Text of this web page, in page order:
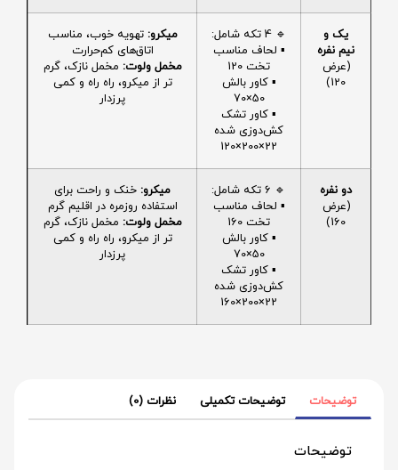
یک و
نیم نفره
(عرض
120)
🔹 4 تکه شامل:
▪️ لحاف مناسب
تخت 120
▪️ کاور بالش
50×70
▪️ کاور تشک
کش‌دوزی شده
22×200×120
میکرو: تهویه خوب، مناسب
اتاق‌های کم‌حرارت
مخمل ولوت: مخمل نازک، گرم
تر از میکرو، راه راه و کمی
پرزدار
دو نفره
(عرض
160)
🔹 6 تکه شامل:
▪️ لحاف مناسب
تخت 160
▪️ کاور بالش
50×70
▪️ کاور تشک
کش‌دوزی شده
22×200×160
میکرو: خنک و راحت برای
استفاده روزمره در اقلیم گرم
مخمل ولوت: مخمل نازک، گرم
تر از میکرو، راه راه و کمی
پرزدار
توضیحات توضیحات تکمیلی نظرات (0)
توضیحات